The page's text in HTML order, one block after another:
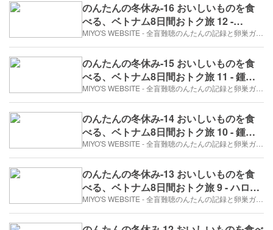
のんたんの冬休み-16 おいしいものを食
べる、ベトナム8日間おトク旅 12 -
Maison Vieへ行こう。（2017年12月25
日/2日め）
のんたんの冬休み-15 おいしいものを食
べる、ベトナム8日間おトク旅 11 - 鍾乳
洞に到着。（2017年12月25日/2日め）
のんたんの冬休み-14 おいしいものを食
べる、ベトナム8日間おトク旅 10 - 鍾乳
洞へ行くよ！（2017年12月25日/2日め）
のんたんの冬休み-13 おいしいものを食
べる、ベトナム8日間おトク旅 9 - ハロン
湾の奇岩群（2017年12月25日/2日め）